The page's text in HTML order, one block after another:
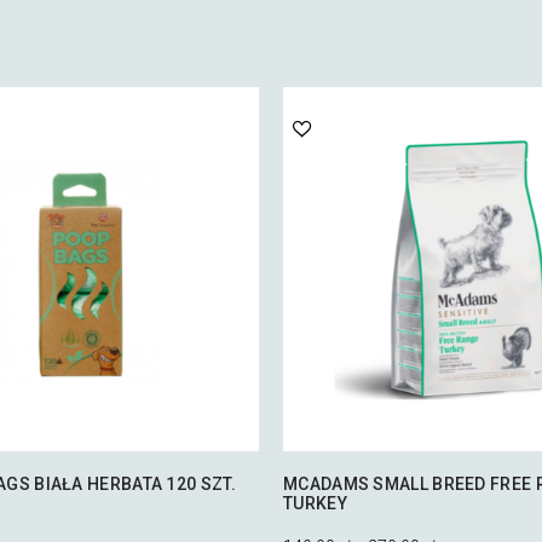
BIAŁA HERBATA 120 SZT.
MCADAMS SMALL BREED FREE
TURKEY